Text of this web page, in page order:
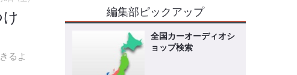
るよ
編集部ピックアップ
全国カーオーディオシ
ョップ検索